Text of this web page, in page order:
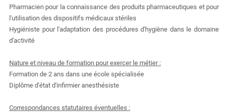
Pharmacien pour la connaissance des produits pharmaceutiques et pour
l'utilisation des dispositifs médicaux stériles
Hygiéniste pour l'adaptation des procédures d'hygiène dans le domaine
d'activité
Nature et niveau de formation pour exercer le métier :
Formation de 2 ans dans une école spécialisée
Diplôme d'état d'infirmier anesthésiste
Correspondances statutaires éventuelles :